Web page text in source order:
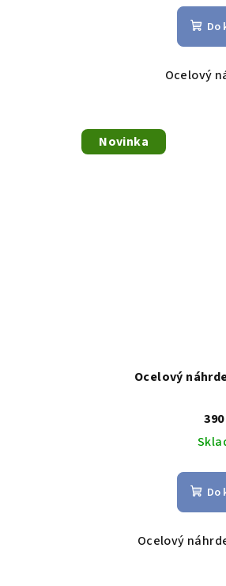
Do
Ocelový
Novinka
Ocelový
Do
Ocelový